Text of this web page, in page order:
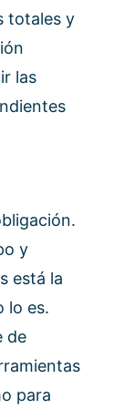
totales y
las
y
está la
lo es.
de
para